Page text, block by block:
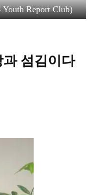
Report Club)
섬김이다